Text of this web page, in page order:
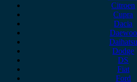
Citroen
Cupra
Dacia
Daewoo
Daihatsu
Dodge
DS
Fiat
Ford